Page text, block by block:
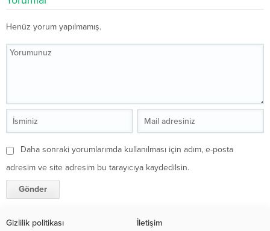
Henüz yorum yapılmamış.
Daha sonraki yorumlarımda kullanılması için adım, e-posta
adresim ve site adresim bu tarayıcıya kaydedilsin.
Gizlilik politikası İletişim